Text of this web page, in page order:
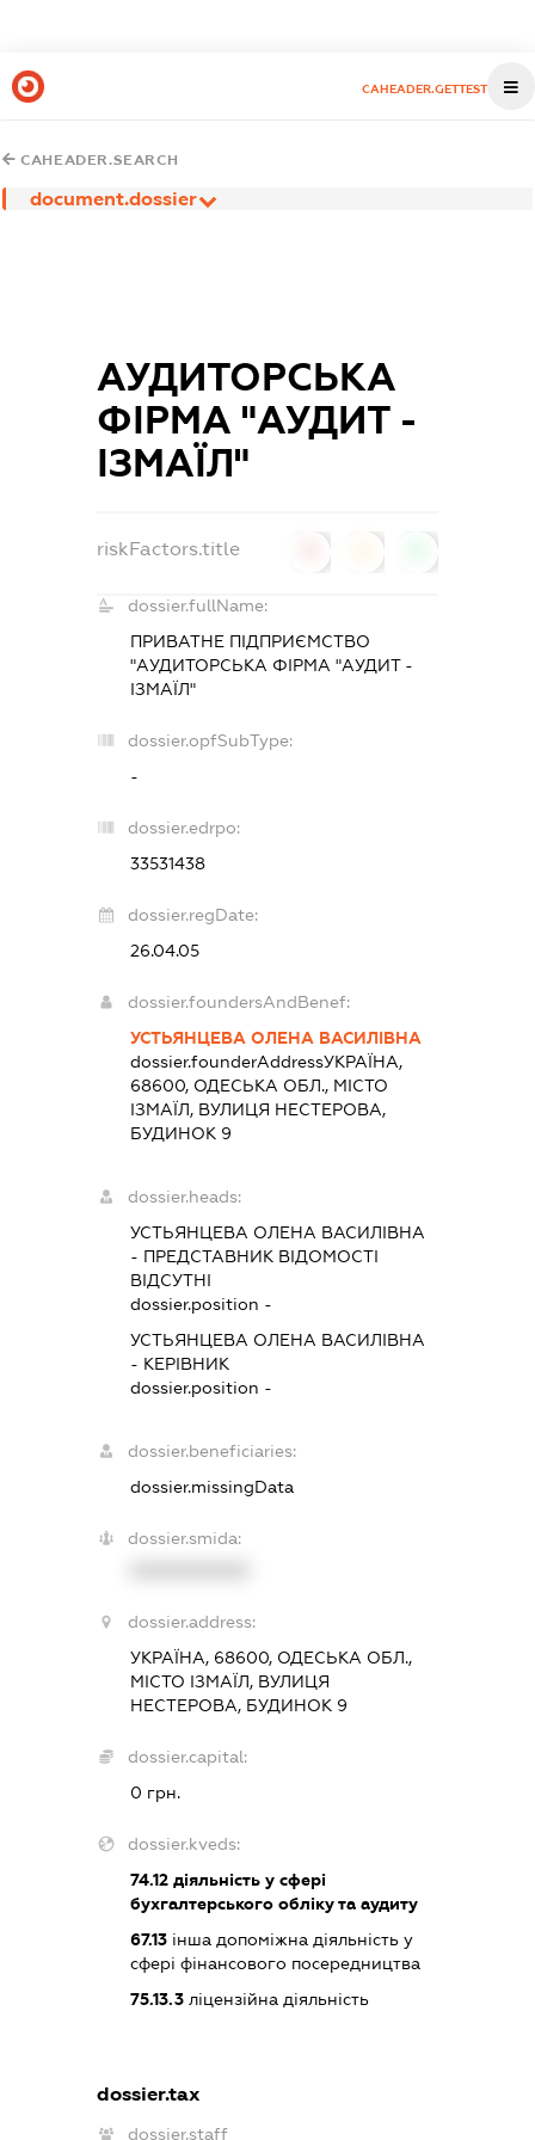
CAHEADER.GETTEST
CAHEADER.SEARCH
document.dossier
АУДИТОРСЬКА
ФІРМА "АУДИТ -
ІЗМАЇЛ"
riskFactors.title
dossier.fullName:
ПРИВАТНЕ ПІДПРИЄМСТВО
"АУДИТОРСЬКА ФІРМА "АУДИТ -
ІЗМАЇЛ"
dossier.opfSubType:
-
dossier.edrpo:
33531438
dossier.regDate:
26.04.05
dossier.foundersAndBenef:
УСТЬЯНЦЕВА ОЛЕНА ВАСИЛІВНА
dossier.founderAddressУКРАЇНА,
68600, ОДЕСЬКА ОБЛ., МІСТО
ІЗМАЇЛ, ВУЛИЦЯ НЕСТЕРОВА,
БУДИНОК 9
dossier.heads:
УСТЬЯНЦЕВА ОЛЕНА ВАСИЛІВНА
- ПРЕДСТАВНИК ВІДОМОСТІ
ВІДСУТНІ
dossier.position -
УСТЬЯНЦЕВА ОЛЕНА ВАСИЛІВНА
- КЕРІВНИК
dossier.position -
dossier.beneficiaries:
dossier.missingData
dossier.smida:
dossier.address:
УКРАЇНА, 68600, ОДЕСЬКА ОБЛ.,
МІСТО ІЗМАЇЛ, ВУЛИЦЯ
НЕСТЕРОВА, БУДИНОК 9
dossier.capital:
0 грн.
dossier.kveds:
74.12 діяльність у сфері
бухгалтерського обліку та аудиту
67.13 інша допоміжна діяльність у
сфері фінансового посередництва
75.13.3 ліцензійна діяльність
dossier.tax
dossier.staff